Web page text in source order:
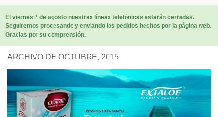
El viernes 7 de agosto nuestras líneas telefónicas estarán cerradas.
Seguiremos procesando y enviando los pedidos hechos por la página web.
Gracias por su comprensión.
ARCHIVO DE OCTUBRE, 2015